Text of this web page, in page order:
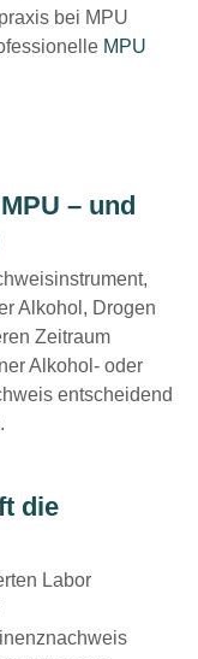
bei MPU
MPU
– und
Alkohol, Drogen
Zeitraum
Alkohol- oder
entscheidend
die
Labor